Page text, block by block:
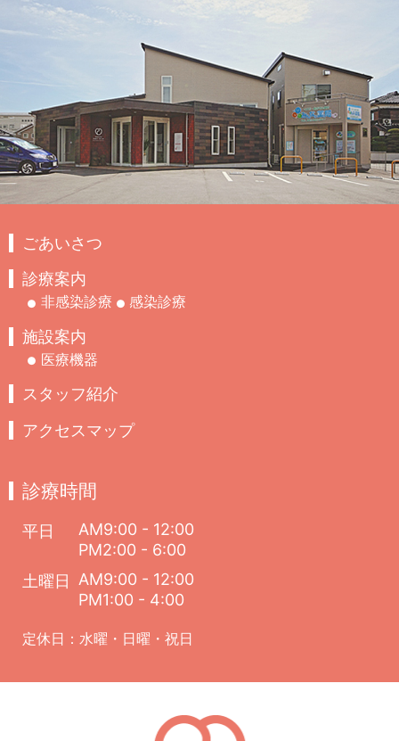
ごあいさつ
診療案内
非感染診療 感染診療
施設案内
医療機器
スタッフ紹介
アクセスマップ
診療時間
平日
AM9:00 - 12:00
PM2:00 - 6:00
土曜日
AM9:00 - 12:00
PM1:00 - 4:00
定休日：水曜・日曜・祝日